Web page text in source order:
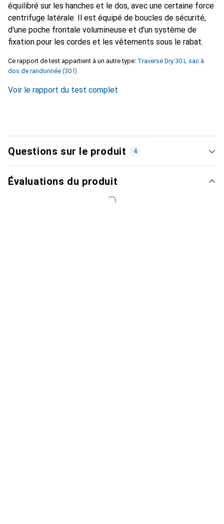
équilibré sur les hanches et le dos, avec une certaine force
centrifuge latérale. Il est équipé de boucles de sécurité,
d'une poche frontale volumineuse et d'un système de
fixation pour les cordes et les vêtements sous le rabat.
Ce rapport de test appartient à un autre type: Traverse Dry 30 L sac à
dos de randonnée (30 l)
Voir le rapport du test complet
Questions sur le produit 4
Évaluations du produit